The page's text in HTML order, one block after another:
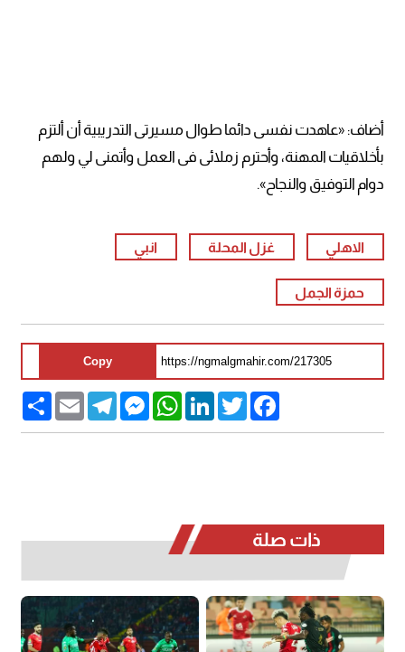
أضاف: «عاهدت نفسى دائما طوال مسيرتى التدريبية أن ألتزم
بأخلاقيات المهنة، وأحترم زملائى فى العمل وأتمنى لي ولهم
دوام التوفيق والنجاح».
الاهلي غزل المحلة انبي
حمزة الجمل
Copy
Share Email
TelegramMessengerWhatsAppLinkedInTwitter
Facebook
ذات صلة